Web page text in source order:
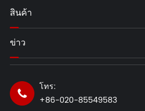
สินค้า
ข่าว

โทร:
+86-020-85549583